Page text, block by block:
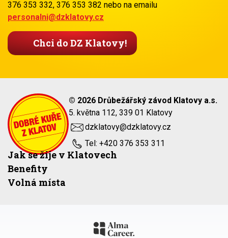
376 353 332, 376 353 382 nebo na emailu
personalni@dzklatovy.cz
Chci do DZ Klatovy!
© 2026 Drůbežářský závod Klatovy a.s.
5. května 112, 339 01 Klatovy
dzklatovy@dzklatovy.cz
Tel: +420 376 353 311
Jak se žije v Klatovech
Benefity
Volná místa